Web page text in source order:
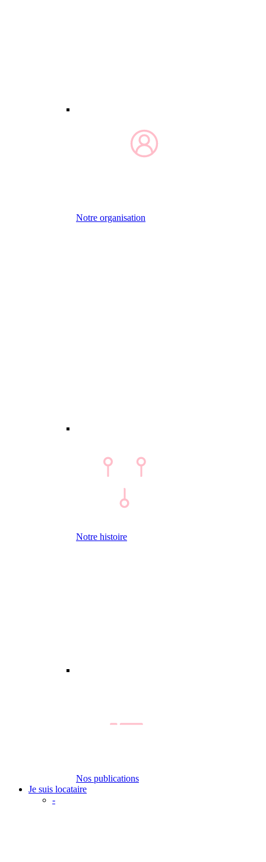
Notre organisation
Notre histoire
Nos publications
Je suis locataire
-